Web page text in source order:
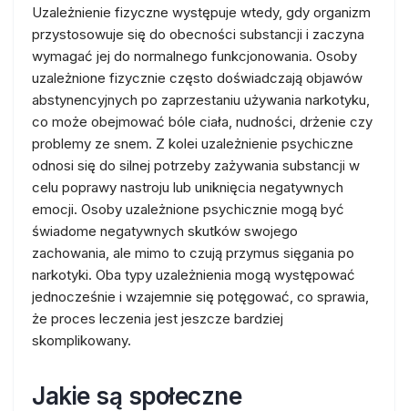
Uzależnienie fizyczne występuje wtedy, gdy organizm
przystosowuje się do obecności substancji i zaczyna
wymagać jej do normalnego funkcjonowania. Osoby
uzależnione fizycznie często doświadczają objawów
abstynencyjnych po zaprzestaniu używania narkotyku,
co może obejmować bóle ciała, nudności, drżenie czy
problemy ze snem. Z kolei uzależnienie psychiczne
odnosi się do silnej potrzeby zażywania substancji w
celu poprawy nastroju lub uniknięcia negatywnych
emocji. Osoby uzależnione psychicznie mogą być
świadome negatywnych skutków swojego
zachowania, ale mimo to czują przymus sięgania po
narkotyki. Oba typy uzależnienia mogą występować
jednocześnie i wzajemnie się potęgować, co sprawia,
że proces leczenia jest jeszcze bardziej
skomplikowany.
Jakie są społeczne